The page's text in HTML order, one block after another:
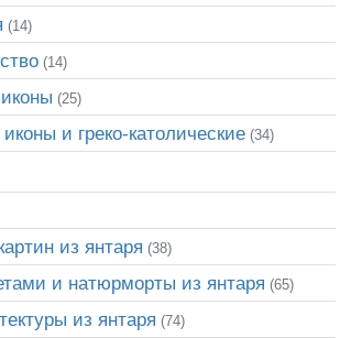
(14)
(14)
(25)
и греко-католические (34)
из янтаря (38)
и натюрморты из янтаря (65)
из янтаря (74)